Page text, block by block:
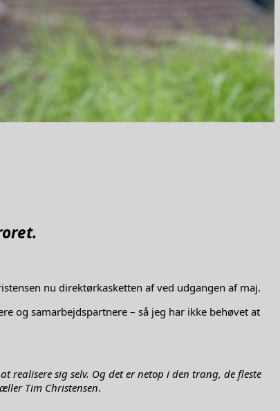
nu direktørkasketten af ved udgangen af maj.
og samarbejdspartnere – så jeg har ikke behøvet at
sig selv. Og det er netop i den trang, de fleste
Tim Christensen.